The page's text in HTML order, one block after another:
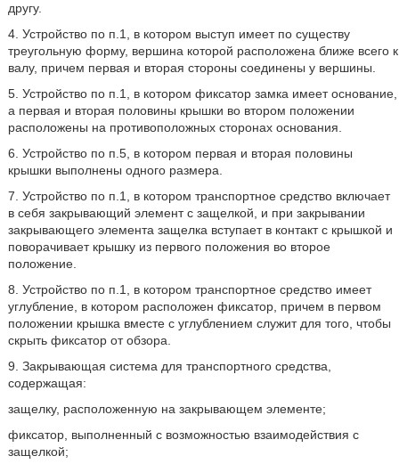
другу.
4. Устройство по п.1, в котором выступ имеет по существу
треугольную форму, вершина которой расположена ближе всего к
валу, причем первая и вторая стороны соединены у вершины.
5. Устройство по п.1, в котором фиксатор замка имеет основание,
а первая и вторая половины крышки во втором положении
расположены на противоположных сторонах основания.
6. Устройство по п.5, в котором первая и вторая половины
крышки выполнены одного размера.
7. Устройство по п.1, в котором транспортное средство включает
в себя закрывающий элемент с защелкой, и при закрывании
закрывающего элемента защелка вступает в контакт с крышкой и
поворачивает крышку из первого положения во второе
положение.
8. Устройство по п.1, в котором транспортное средство имеет
углубление, в котором расположен фиксатор, причем в первом
положении крышка вместе с углублением служит для того, чтобы
скрыть фиксатор от обзора.
9. Закрывающая система для транспортного средства,
содержащая:
защелку, расположенную на закрывающем элементе;
фиксатор, выполненный с возможностью взаимодействия с
защелкой;